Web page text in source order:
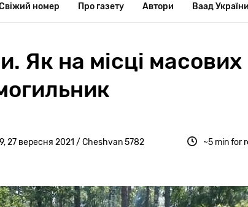
номер Про газету Автори Ваад України
Як на місці масових
27 вересня 2021 / Cheshvan 5782 ~5 min for